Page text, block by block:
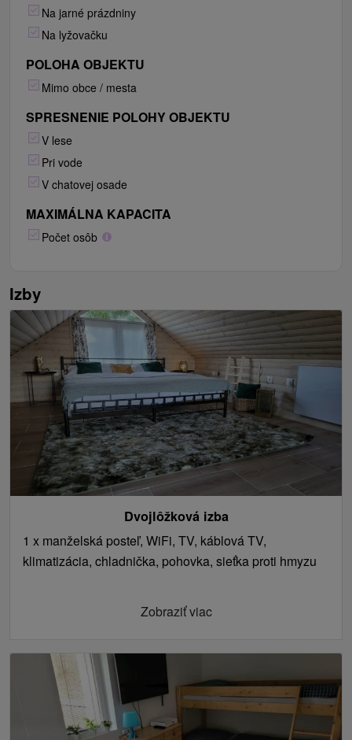
Na jarné prázdniny
Na lyžovačku
POLOHA OBJEKTU
Mimo obce / mesta
SPRESNENIE POLOHY OBJEKTU
V lese
Pri vode
V chatovej osade
MAXIMÁLNA KAPACITA
Počet osôb
Izby
Dvojlôžková izba
1 x manželská posteľ, WiFi, TV, káblová TV,
klimatizácia, chladnička, pohovka, sieťka proti hmyzu
Zobraziť viac